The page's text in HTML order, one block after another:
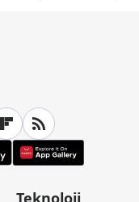
Teknoloji